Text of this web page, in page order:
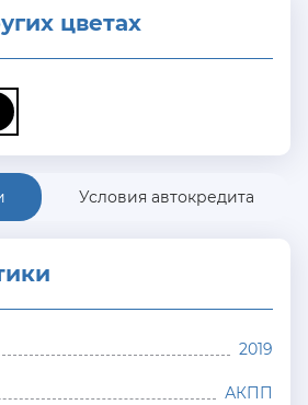
цветах
Условия автокредита
2019
АКПП